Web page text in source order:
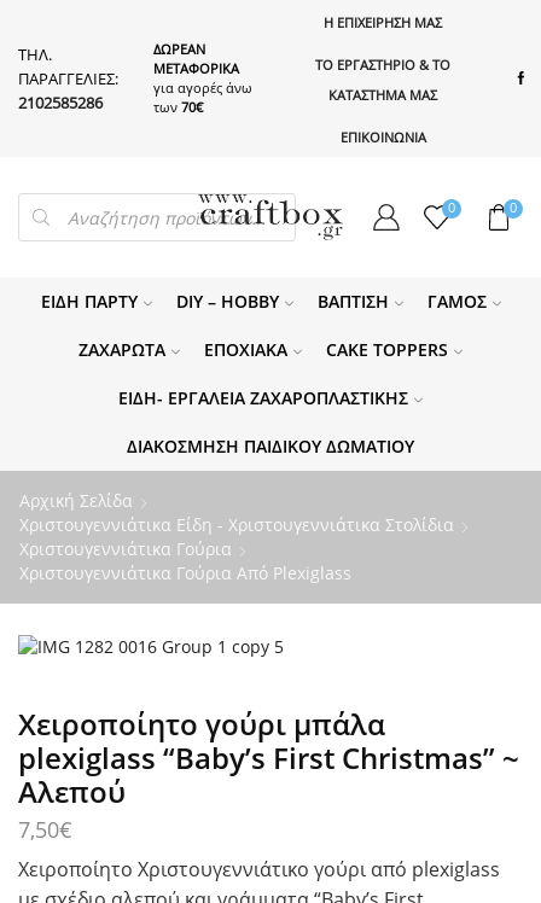
ΤΗΛ.
ΠΑΡΑΓΓΕΛΙΕΣ:
2102585286
ΔΩΡΕΑΝ
ΜΕΤΑΦΟΡΙΚΑ
για αγορές άνω
των 70€
Η ΕΠΙΧΕΙΡΗΣΗ ΜΑΣ
ΤΟ ΕΡΓΑΣΤΗΡΙΟ & ΤΟ
ΚΑΤΑΣΤΗΜΑ ΜΑΣ
ΕΠΙΚΟΙΝΩΝΙΑ
PRODUCTS
SEARCH 0 0
ΕΊΔΗ ΠΆΡΤΥ DIY – HOBBY ΒΆΠΤΙΣΗ ΓΆΜΟΣ
ΖΑΧΑΡΩΤΆ ΕΠΟΧΙΑΚΆ CAKE TOPPERS
ΕΊΔΗ- ΕΡΓΑΛΕΊΑ ΖΑΧΑΡΟΠΛΑΣΤΙΚΉΣ
ΔΙΑΚΌΣΜΗΣΗ ΠΑΙΔΙΚΟΎ ΔΩΜΑΤΊΟΥ
Αρχική Σελίδα
Χριστουγεννιάτικα Είδη - Χριστουγεννιάτικα Στολίδια
Χριστουγεννιάτικα Γούρια
Χριστουγεννιάτικα Γούρια Από Plexiglass
Χειροποίητο γούρι μπάλα
plexiglass “Baby’s First Christmas” ~
Αλεπού
7,50€
Χειροποίητο Χριστουγεννιάτικο γούρι από plexiglass